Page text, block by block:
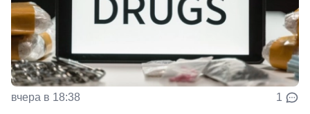
вчера в 18:38 1